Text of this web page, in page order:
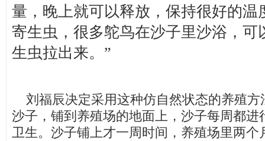
量，晚上就可以释放，保持很好的温
寄生虫，很多鸵鸟在沙子里沙浴，可
生虫拉出来。”
刘福辰决定采用这种仿自然状态的养殖方
沙子，铺到养殖场的地面上，沙子每周都进
卫生。沙子铺上才一周时间，养殖场里两个